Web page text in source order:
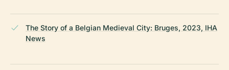
The Story of a Belgian Medieval City: Bruges, 2023, IHA
News